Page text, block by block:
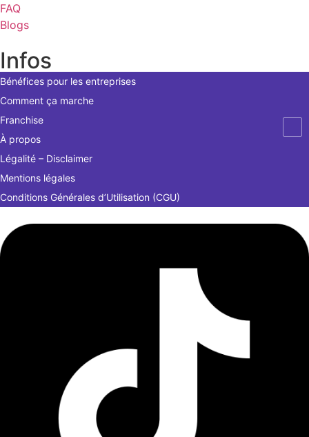
FAQ
Blogs
Infos
Bénéfices pour les entreprises
Comment ça marche
Franchise
À propos
Légalité – Disclaimer
Mentions légales
Conditions Générales d’Utilisation (CGU)